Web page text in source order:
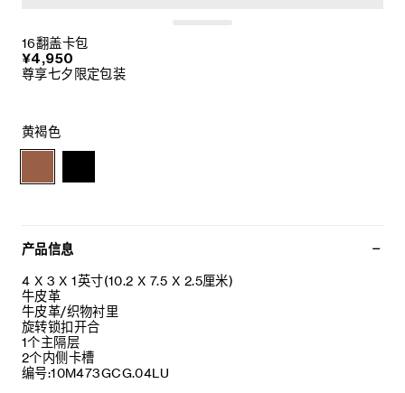
16翻盖卡包
¥4,950
尊享七夕限定包装
黄褐色
产品信息
4 X 3 X 1英寸(10.2 X 7.5 X 2.5厘米)
牛皮革
牛皮革/织物衬里
旋转锁扣开合
1个主隔层
2个内侧卡槽
编号:10M473GCG.04LU